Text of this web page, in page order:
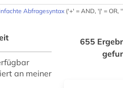
Abfragesyntax ('+' = AND, '|' = OR,
an meiner
655